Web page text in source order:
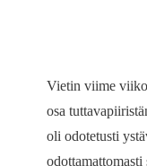
Vietin viime
osa
oli odotetusti